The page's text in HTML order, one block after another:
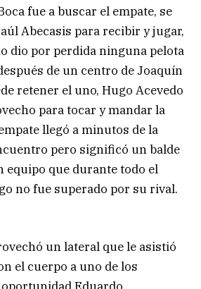
fue a buscar el empate, se
Abecasis para recibir y jugar,
dio por perdida ninguna pelota
de un centro de Joaquín
retener el uno, Hugo Acevedo
para tocar y mandar la
llegó a minutos de la
pero significó un balde
equipo que durante todo el
no fue superado por su rival.
un lateral que le asistió
el cuerpo a uno de los